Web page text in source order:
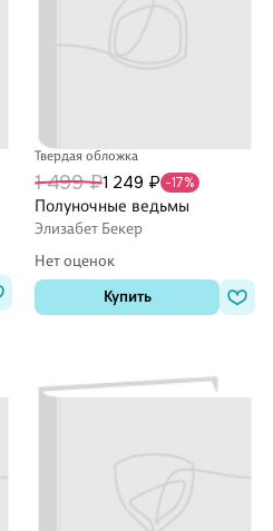
Твердая обложка
1 499 ₽1 249 ₽ -17%
Полуночные ведьмы
Элизабет Бекер
Нет оценок
Купить